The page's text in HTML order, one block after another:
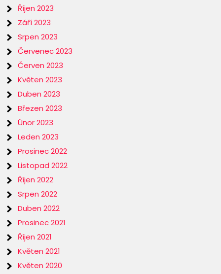
Říjen 2023
Září 2023
Srpen 2023
Červenec 2023
Červen 2023
Květen 2023
Duben 2023
Březen 2023
Únor 2023
Leden 2023
Prosinec 2022
Listopad 2022
Říjen 2022
Srpen 2022
Duben 2022
Prosinec 2021
Říjen 2021
Květen 2021
Květen 2020